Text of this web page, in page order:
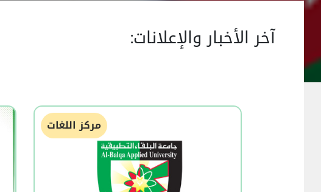
آخر الأخبار والإعلانات:
مركز اللغات